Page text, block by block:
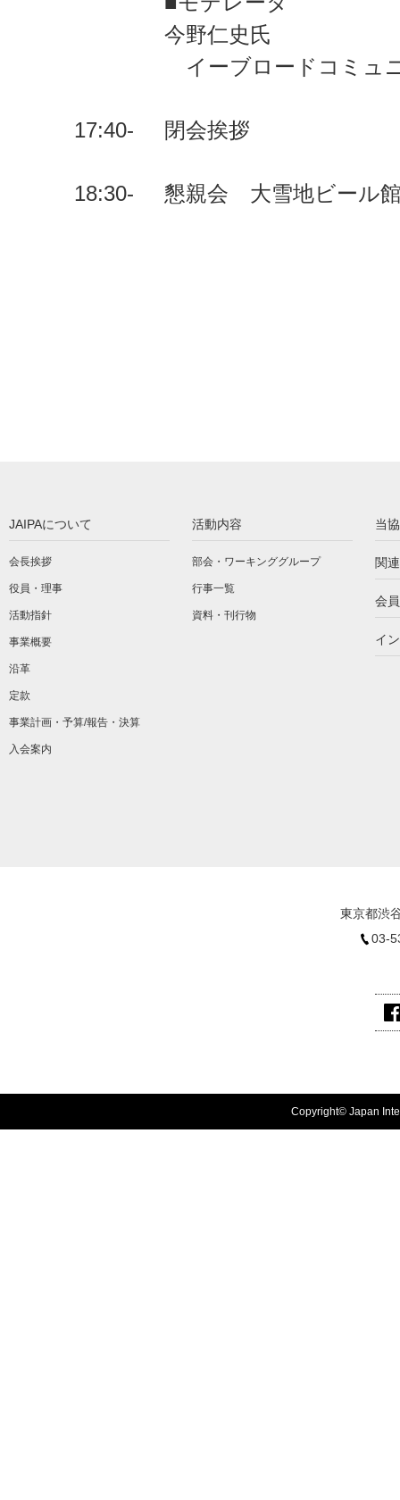
今野仁史氏
イーブロードコミュ
17:40- 閉会挨拶
18:30- 懇親会 大雪地ビール
JAIPAについて
会長挨拶
役員・理事
活動指針
事業概要
沿革
定款
事業計画・予算/報告・決算
入会案内
活動内容
部会・ワーキンググループ
行事一覧
資料・刊行物
当
関
会
イ
東京都渋
03-
Copyright© Japan